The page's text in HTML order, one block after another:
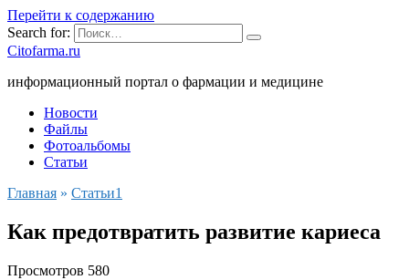
Перейти к содержанию
Search for:
Citofarma.ru
информационный портал о фармации и медицине
Новости
Файлы
Фотоальбомы
Статьи
Главная » Cтатьи1
Как предотвратить развитие кариеса
Просмотров 580